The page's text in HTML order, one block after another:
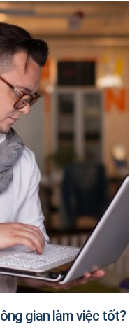
gian làm việc tốt?